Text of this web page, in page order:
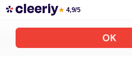
Souscrire aux meilleures SCPI en ligne
★ 4,9/5